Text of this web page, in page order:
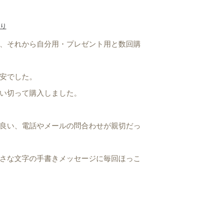
それから自分用・プレゼント用と数回購
でした。
切って購入しました。
い、電話やメールの問合わせが親切だっ
な文字の手書きメッセージに毎回ほっこ